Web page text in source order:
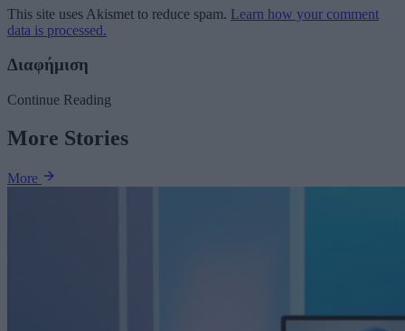
This site uses Akismet to reduce spam. Learn how your comment
data is processed.
Διαφήμιση
Continue Reading
More Stories
More